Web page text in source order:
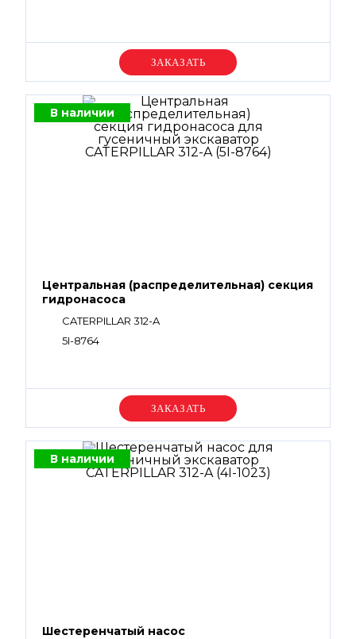
Уточняйте цену
В наличии
Центральная (распределительная) секция
гидронасоса
CATERPILLAR 312-A
5I-8764
Уточняйте цену
В наличии
Шестеренчатый насос